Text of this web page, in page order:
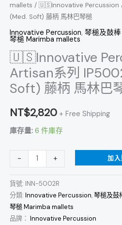
mallets / 🇺🇸Innovative Percussion
(Med. Soft) 藤柄 馬林巴琴槌
Innovative Percussion, 琴槌及鼓
琴槌 Marimba mallets
🇺🇸Innovative
Artisan系列
Soft) 藤柄 馬林巴
NT$2,820 + Free Shipping
庫存量: 6 件庫存
-
馬
林
巴
琴
槌
數
量
+ 加
貨號: INN-5002R
分類: Innovative Percussion,琴槌及鼓
琴槌 Marimba mallets
品牌： Innovative Percussion